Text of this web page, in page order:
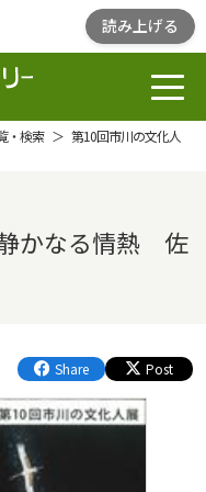
読み上げる
市川市芳澤ガー
デンギャラリ
GARDEN
GALLELY
・検索
第10回市川の文化人
かなる情熱 佐
Share Post